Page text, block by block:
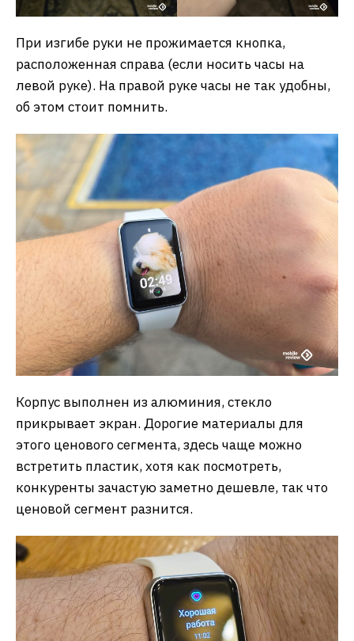
При изгибе руки не прожимается кнопка,
расположенная справа (если носить часы на
левой руке). На правой руке часы не так удобны,
об этом стоит помнить.
Корпус выполнен из алюминия, стекло
прикрывает экран. Дорогие материалы для
этого ценового сегмента, здесь чаще можно
встретить пластик, хотя как посмотреть,
конкуренты зачастую заметно дешевле, так что
ценовой сегмент разнится.